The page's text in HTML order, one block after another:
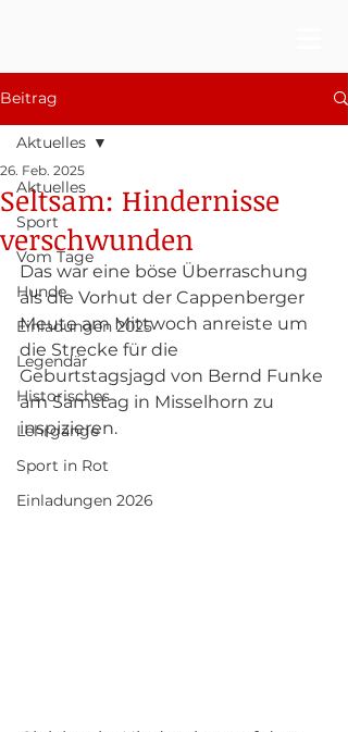
Beitrag
Aktuelles
Sport
Vom Tage
Hunde
Einladungen 2025
Legendär
Historisches
Lehrgänge
Sport in Rot
Einladungen 2026
Aktuelles
Seltsam: Hindernisse
verschwunden
26. Feb. 2025
Das war eine böse Überraschung
als die Vorhut der Cappenberger
Meute am Mittwoch anreiste um
die Strecke für die
Geburtstagsjagd von Bernd Funke
am Samstag in Misselhorn zu
inspizieren.